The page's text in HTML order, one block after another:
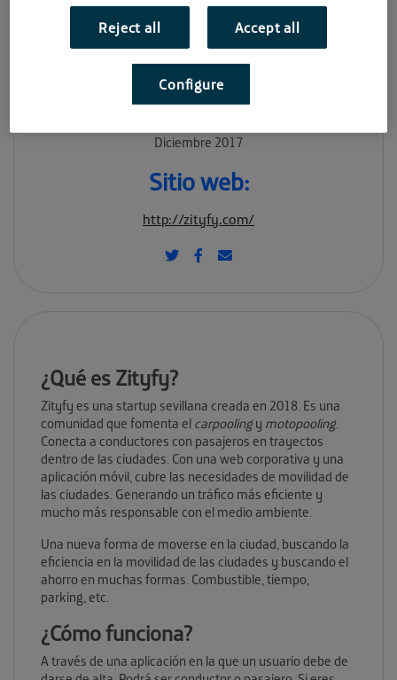
Espacio:
EL CUBO
Convocatoria:
Diciembre 2017
Sitio web:
http://zityfy.com/
¿Qué es Zityfy?
Zityfy es una startup sevillana creada en 2018. Es una
comunidad que fomenta el carpoolingy motopooling.
Conecta a conductores con pasajeros en trayectos
dentro de las ciudades. Con una web corporativa y una
aplicación móvil, cubre las necesidades de movilidad de
las ciudades. Generando un tráfico más eficiente y
mucho más responsable con el medio ambiente.
Una nueva forma de moverse en la ciudad, buscando la
eficiencia en la movilidad de las ciudades y buscando el
ahorro en muchas formas. Combustible, tiempo,
parking, etc.
¿Cómo funciona?
A través de una aplicación en la que un usuario debe de
Reject all Accept all
Configure